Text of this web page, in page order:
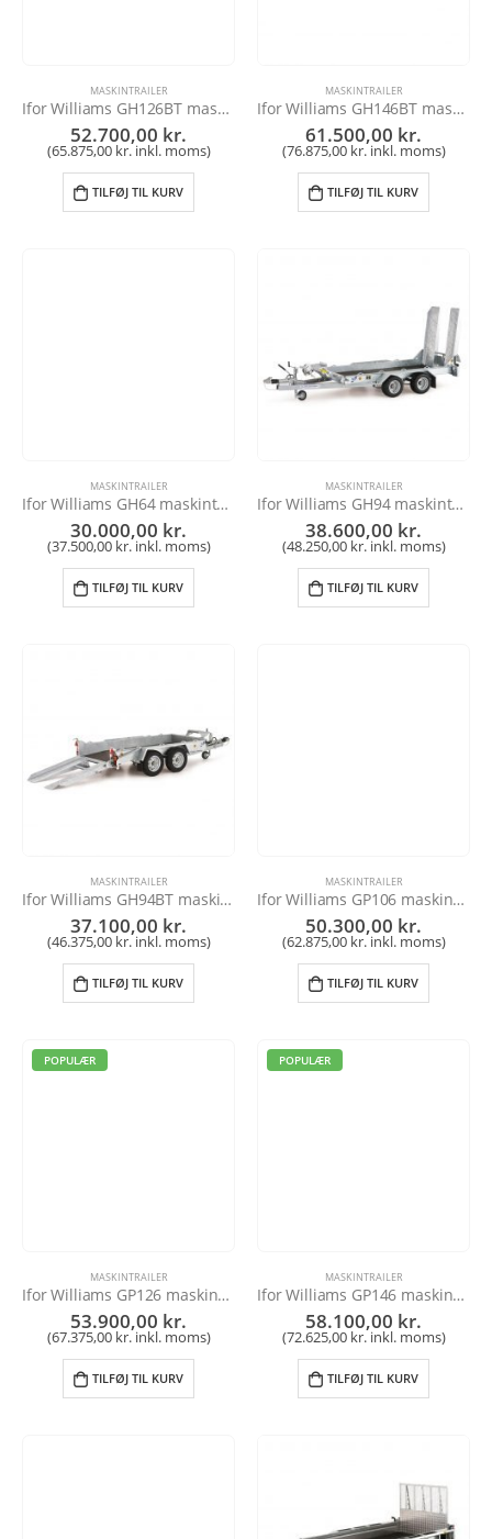
MASKINTRAILER
Ifor Williams GH126BT maskintrailer
52.700,00 kr.
(65.875,00 kr.inkl. moms)
TILFØJ TIL KURV
MASKINTRAILER
Ifor Williams GH146BT maskintrailer
61.500,00 kr.
(76.875,00 kr.inkl. moms)
TILFØJ TIL KURV
MASKINTRAILER
Ifor Williams GH64 maskintrailer
30.000,00 kr.
(37.500,00 kr.inkl. moms)
TILFØJ TIL KURV
MASKINTRAILER
Ifor Williams GH94 maskintrailer
38.600,00 kr.
(48.250,00 kr.inkl. moms)
TILFØJ TIL KURV
MASKINTRAILER
Ifor Williams GH94BT maskintrailer
37.100,00 kr.
(46.375,00 kr.inkl. moms)
TILFØJ TIL KURV
MASKINTRAILER
Ifor Williams GP106 maskintrailer
50.300,00 kr.
(62.875,00 kr.inkl. moms)
TILFØJ TIL KURV
POPULÆR
MASKINTRAILER
Ifor Williams GP126 maskintrailer
53.900,00 kr.
(67.375,00 kr.inkl. moms)
TILFØJ TIL KURV
POPULÆR
MASKINTRAILER
Ifor Williams GP146 maskintrailer
58.100,00 kr.
(72.625,00 kr.inkl. moms)
TILFØJ TIL KURV